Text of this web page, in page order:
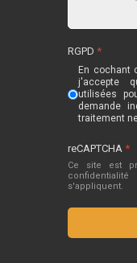
RGPD*
En cochant
j'accepte
utilisées
demande
traitement
reCAPTCHA*
Ce site est
confidentialité
s'appliquent.